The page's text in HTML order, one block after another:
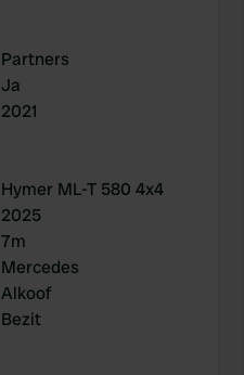
Partners
Ja
2021
Hymer ML-T 580 4x4
2025
7m
Mercedes
Alkoof
Bezit